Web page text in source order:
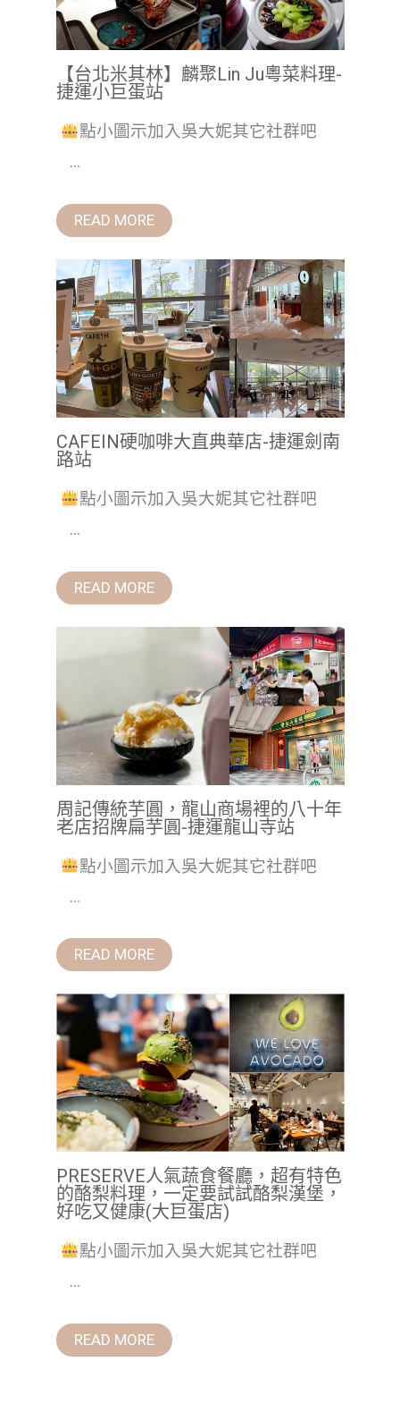
【台北米其林】麟聚Lin Ju粵菜料理-
捷運小巨蛋站
點小圖示加入吳大妮其它社群吧
...
READ MORE
CAFEIN硬咖啡大直典華店-捷運劍南
路站
點小圖示加入吳大妮其它社群吧
...
READ MORE
周記傳統芋圓，龍山商場裡的八十年
老店招牌扁芋圓-捷運龍山寺站
點小圖示加入吳大妮其它社群吧
...
READ MORE
PRESERVE人氣蔬食餐廳，超有特色
的酪梨料理，一定要試試酪梨漢堡，
好吃又健康(大巨蛋店)
點小圖示加入吳大妮其它社群吧
...
READ MORE